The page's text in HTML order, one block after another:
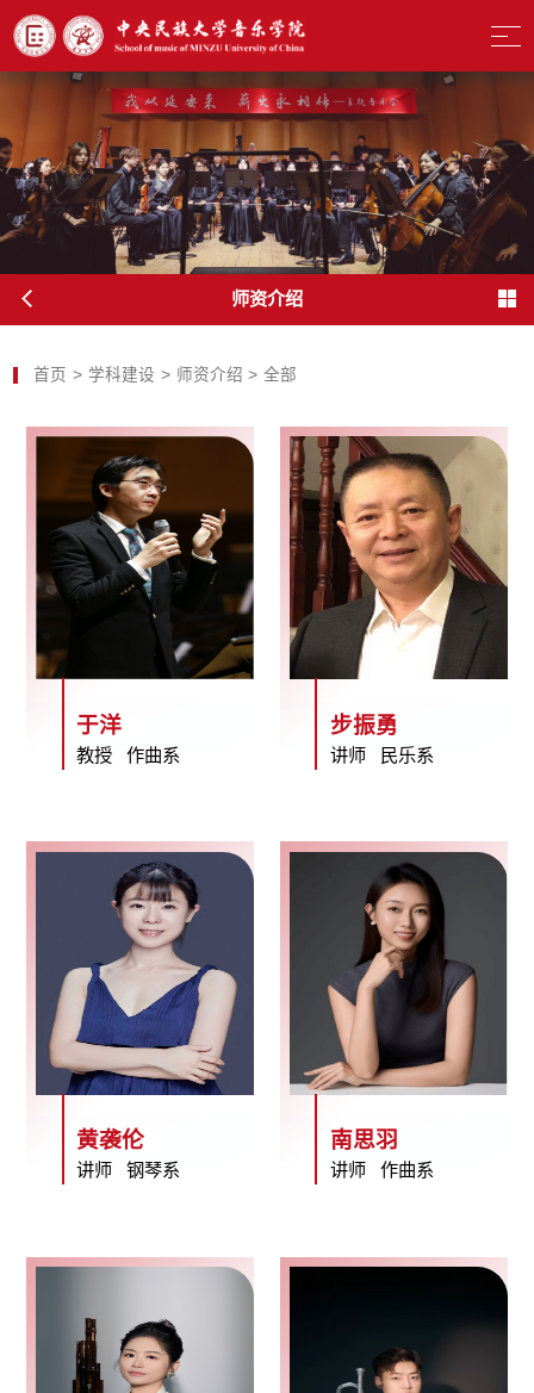
师资介绍
首页 > 学科建设 > 师资介绍 > 全部
于洋
教授 作曲系
步振勇
讲师 民乐系
黄袭伦
讲师 钢琴系
南思羽
讲师 作曲系